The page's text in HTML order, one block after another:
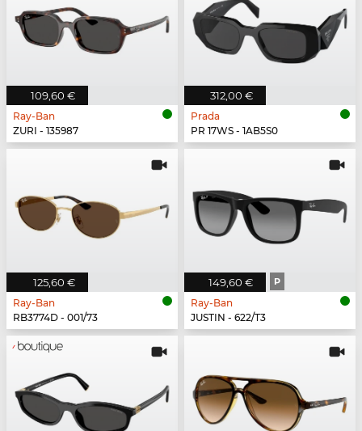
109,60 €
Ray-Ban
ZURI - 135987
312,00 €
Prada
PR 17WS - 1AB5S0
125,60 €
Ray-Ban
RB3774D - 001/73
149,60 € P
Ray-Ban
JUSTIN - 622/T3